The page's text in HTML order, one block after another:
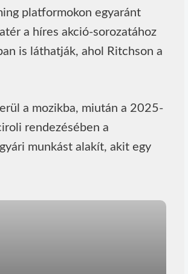
platformokon egyaránt
a híres akció-sorozatához
is láthatják, ahol Ritchson a
a mozikba, miután a 2025-
rendezésében a
munkást alakít, akit egy